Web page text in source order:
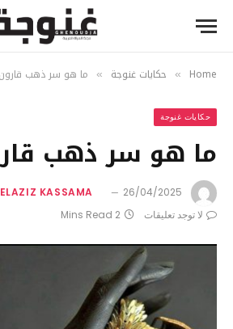
Home
» حكايات غنوجة » ما هو سر ذهب
حكايات غنوجة
ما هو سر ذهب
KASSAMA
26/04/2025
لا توجد تعليقات
2 Mins Read